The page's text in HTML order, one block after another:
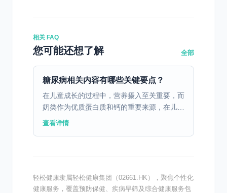
相关 FAQ
您可能还想了解 全部
糖尿病相关内容有哪些关键要点？
在儿童成长的过程中，营养摄入至关重要，而
奶类作为优质蛋白质和钙的重要来源，在儿童
饮食中占据着不可或缺的地位。然而，对于部
查看详情
轻松健康隶属轻松健康集团（02661.HK），聚焦个性化
健康服务，覆盖预防保健、疾病早筛及综合健康服务包